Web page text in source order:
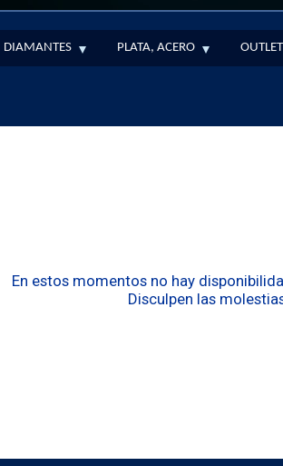
DIAMANTES PLATA, ACERO OUTLET
En estos momentos no hay
Disculpen las